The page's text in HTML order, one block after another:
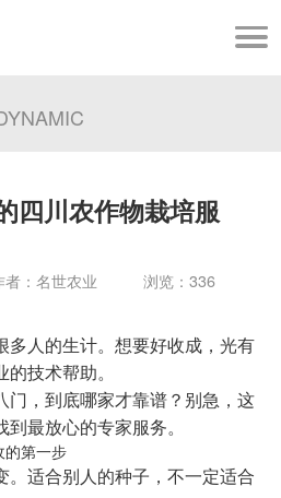
四川农作物栽培服
：名世农业 浏览：336
多人的生计。想要好收成，光有
技术帮助。
门，到底哪家才靠谱？别急，这
最放心的专家服务。
的第一步
。适合别人的种子，不一定适合